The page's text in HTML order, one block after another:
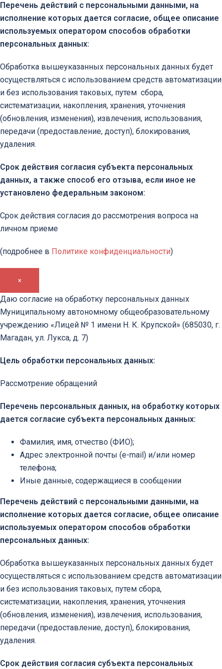
Перечень действий с персональными данными, на
исполнение которых дается согласие, общее описание
используемых оператором способов обработки
персональных данных:
Обработка вышеуказанных персональных данных будет
осуществляться с использованием средств автоматизации
и без использования таковых, путем сбора,
систематизации, накопления, хранения, уточнения
(обновления, изменения), извлечения, использования,
передачи (предоставление, доступ), блокирования,
удаления.
Срок действия согласия субъекта персональных
данных, а также способ его отзыва, если иное не
установлено федеральным законом:
Срок действия согласия до рассмотрения вопроса на
личном приеме
(подробнее в Политике конфиденциальности)
×
Даю согласие на обработку персональных данных
Муниципальному автономному общеобразовательному
учреждению «Лицей № 1 имени Н. К. Крупской» (685030, г.
Магадан, ул. Лукса, д. 7)
Цель обработки персональных данных:
Рассмотрение обращений
Перечень персональных данных, на обработку которых
дается согласие субъекта персональных данных:
Фамилия, имя, отчество (ФИО);
Адрес электронной почты (e-mail) и/или номер
телефона;
Иные данные, содержащиеся в сообщении
Перечень действий с персональными данными, на
исполнение которых дается согласие, общее описание
используемых оператором способов обработки
персональных данных:
Обработка вышеуказанных персональных данных будет
осуществляться с использованием средств автоматизации
и без использования таковых, путем сбора,
систематизации, накопления, хранения, уточнения
(обновления, изменения), извлечения, использования,
передачи (предоставление, доступ), блокирования,
удаления.
Срок действия согласия субъекта персональных